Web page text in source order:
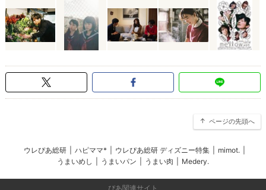
ページの先頭へ
ウレぴあ総研 ハピママ* ウレぴあ総研 ディズニー特集 mimot.
うまいめし
うまいパン うまい肉 Medery.
ぴあ関連サイト